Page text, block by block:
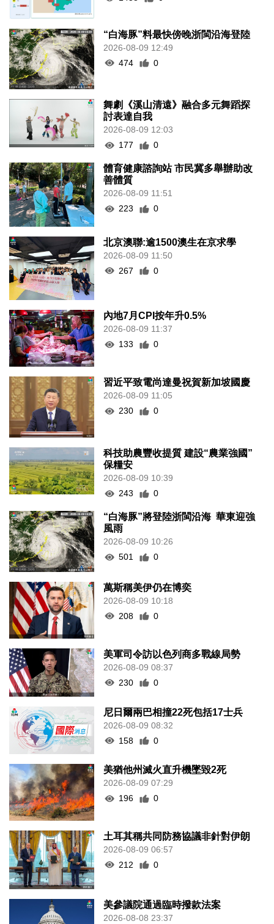
“白海豚”料最快傍晚浙閩沿海登陸
2026-08-09 12:49
474
0
舞劇《溪山清遠》融合多元舞蹈探
討表達自我
2026-08-09 12:03
177
0
體育健康諮詢站 市民冀多舉辦助改
善體質
2026-08-09 11:51
223
0
北京澳聯:逾1500澳生在京求學
2026-08-09 11:50
267
0
內地7月CPI按年升0.5%
2026-08-09 11:37
133
0
習近平致電尚達曼祝賀新加坡國慶
2026-08-09 11:05
230
0
科技助農豐收提質 建設“農業強國”
保糧安
2026-08-09 10:39
243
0
“白海豚”將登陸浙閩沿海 華東迎強
風雨
2026-08-09 10:26
501
0
萬斯稱美伊仍在博奕
2026-08-09 10:18
208
0
美軍司令訪以色列商多戰線局勢
2026-08-09 08:37
230
0
尼日爾兩巴相撞22死包括17士兵
2026-08-09 08:32
158
0
美猶他州滅火直升機墜毀2死
2026-08-09 07:29
196
0
土耳其稱共同防務協議非針對伊朗
2026-08-09 06:57
212
0
美參議院通過臨時撥款法案
2026-08-08 23:37